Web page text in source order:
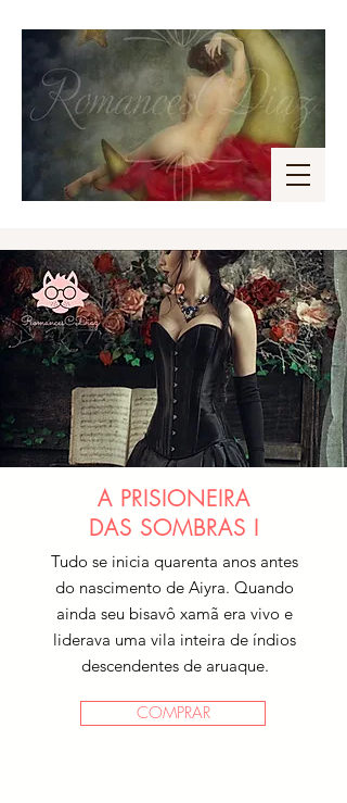
A PRISIONEIRA
DAS SOMBRAS I
Tudo se inicia quarenta anos antes
do nascimento de Aiyra. Quando
ainda seu bisavô xamã era vivo e
liderava uma vila inteira de índios
descendentes de aruaque.
COMPRAR